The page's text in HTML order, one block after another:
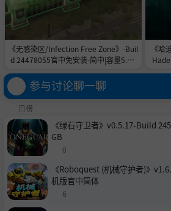
《无感染区/Infection Free Zone》-Buil
d 24478055官中免安装-简中|容量5.8G
《哈
参与讨论聊一聊
日榜
《绿石守卫者》v0.5.17-Build
GB
0
《Roboquest (机械守护者)》
机版官中简体
6